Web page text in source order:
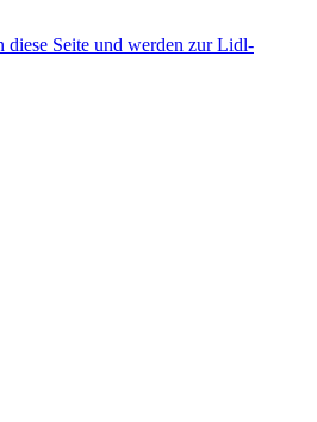
diese Seite und werden zur Lidl-